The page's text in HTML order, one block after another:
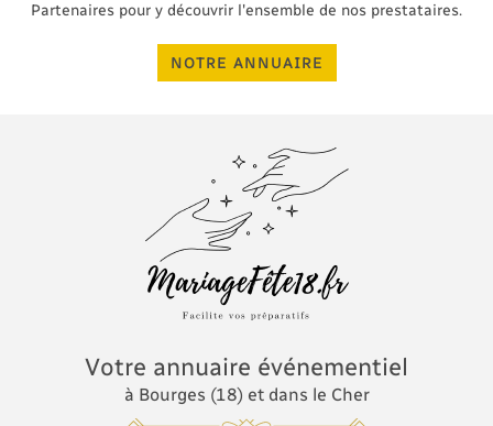
Partenaires pour y découvrir l'ensemble de nos prestataires.
NOTRE ANNUAIRE
Votre annuaire événementiel
à Bourges (18) et dans le Cher